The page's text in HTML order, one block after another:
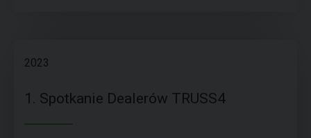
2023
1. Spotkanie Dealerów TRUSS4